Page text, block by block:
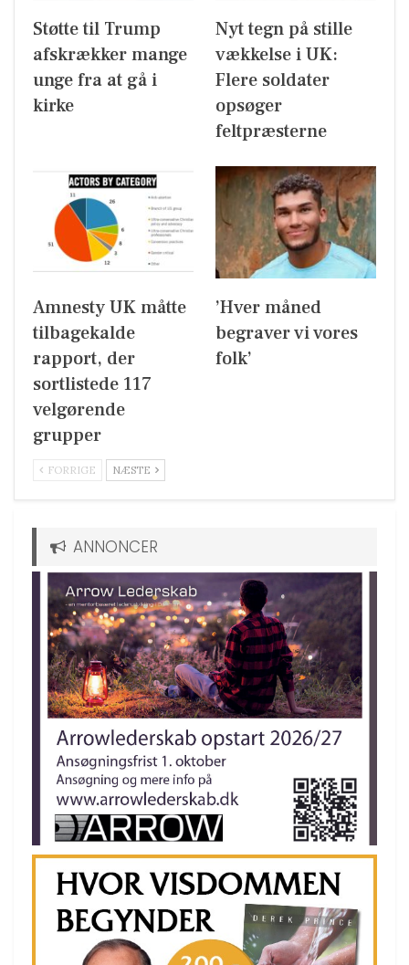
Støtte til Trump
afskrækker mange
unge fra at gå i
kirke
Nyt tegn på stille
vækkelse i UK:
Flere soldater
opsøger
feltpræsterne
Amnesty UK måtte
tilbagekalde
rapport, der
sortlistede 117
velgørende
grupper
’Hver måned
begraver vi vores
folk’
FORRIGE NÆSTE
ANNONCER